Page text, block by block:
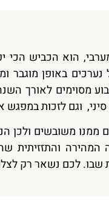
הוא הכביש הכי
נערכים באופן
מסוימים לאורך
סיני, וגם לזכות
ממנו משובשים ולכן
והתזזיתית
שבו. לכם נשאר רק